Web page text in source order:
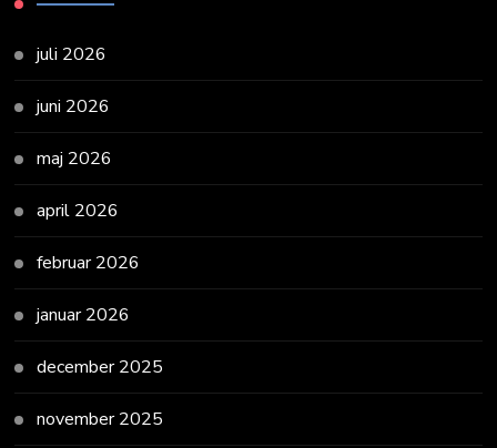
juli 2026
juni 2026
maj 2026
april 2026
februar 2026
januar 2026
december 2025
november 2025